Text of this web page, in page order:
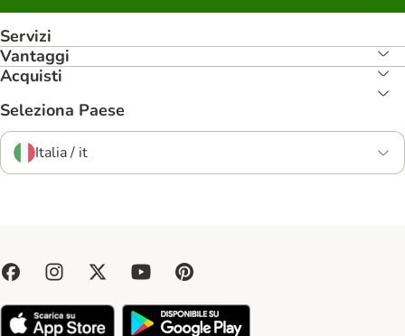
Servizi
Vantaggi
Acquisti
Seleziona Paese
Italia / it